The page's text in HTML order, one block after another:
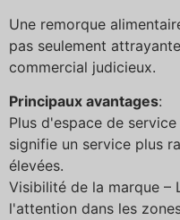
Une remorque
pas seulement
commercial judicieux.
Principaux avantages:
Plus d'espace de
signifie un service plus
élevées.
Visibilité de la marque –
l'attention dans les